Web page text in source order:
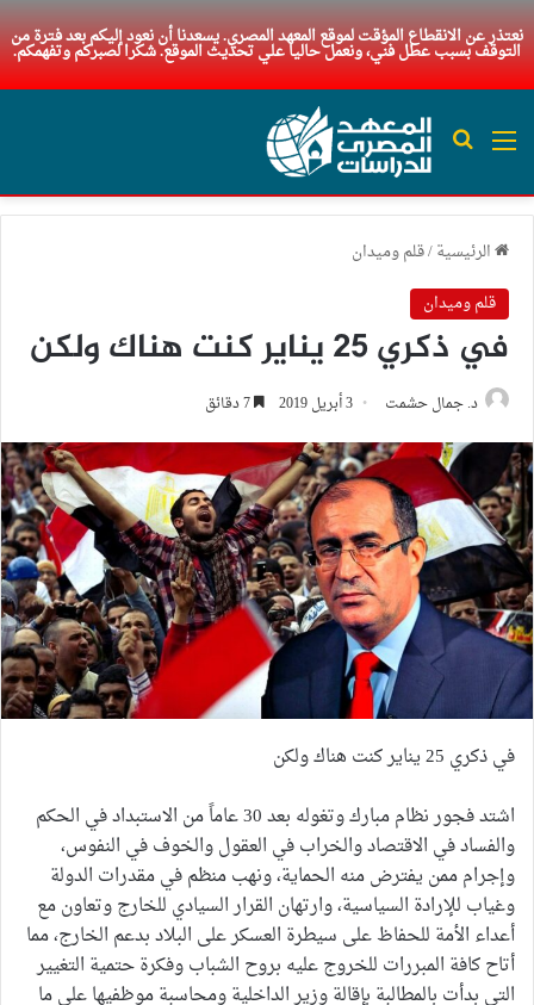
نعتذر عن الانقطاع المؤقت لموقع المعهد المصري. يسعدنا أن نعود إليكم بعد فترة من
التوقف بسبب عطل فني، ونعمل حاليا علي تحديث الموقع. شكرا لصبركم وتفهمكم.
القائمة بحث عن
الرئيسية/قلم وميدان
قلم وميدان
في ذكري 25 يناير كنت هناك ولكن
د. جمال حشمت 3 أبريل 2019
في ذكري 25 يناير كنت هناك ولكن
اشتد فجور نظام مبارك وتغوله بعد 30 عاماً من الاستبداد في الحكم
والفساد في الاقتصاد والخراب في العقول والخوف في النفوس،
وإجرام ممن يفترض منه الحماية، ونهب منظم في مقدرات الدولة
وغياب للإرادة السياسية، وارتهان القرار السيادي للخارج وتعاون مع
أعداء الأمة للحفاظ على سيطرة العسكر على البلاد بدعم الخارج، مما
أتاح كافة المبررات للخروج عليه بروح الشباب وفكرة حتمية التغيير
التي بدأت بالمطالبة بإقالة وزير الداخلية ومحاسبة موظفيها علي ما